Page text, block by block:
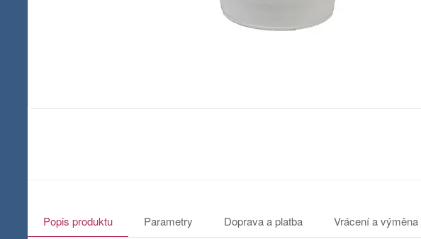
Popis produktu Parametry Doprava a platba Vrácení a výměna